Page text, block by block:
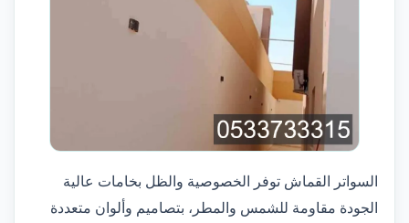
السواتر القماش توفر الخصوصية والظل بخامات عالية
الجودة مقاومة للشمس والمطر، بتصاميم وألوان متعددة